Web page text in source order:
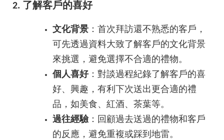
2. 了解客戶的喜好
文化背景 ：首次拜訪還不熟悉的客戶，
可先透過資料大致了解客戶的文化背景
來挑選，避免選擇不合適的禮物。
個人喜好：對談過程紀錄了解客戶的喜
好、興趣，有利下次送出更合適的禮
品，如美食、紅酒、茶葉等。
過往經驗：回顧過去送過的禮物和客戶
的反應，避免重複或踩到地雷。